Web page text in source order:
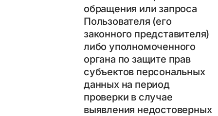
обращения или запроса
Пользователя (его
законного представителя)
либо уполномоченного
органа по защите прав
субъектов персональных
данных на период
проверки в случае
выявления недостоверных